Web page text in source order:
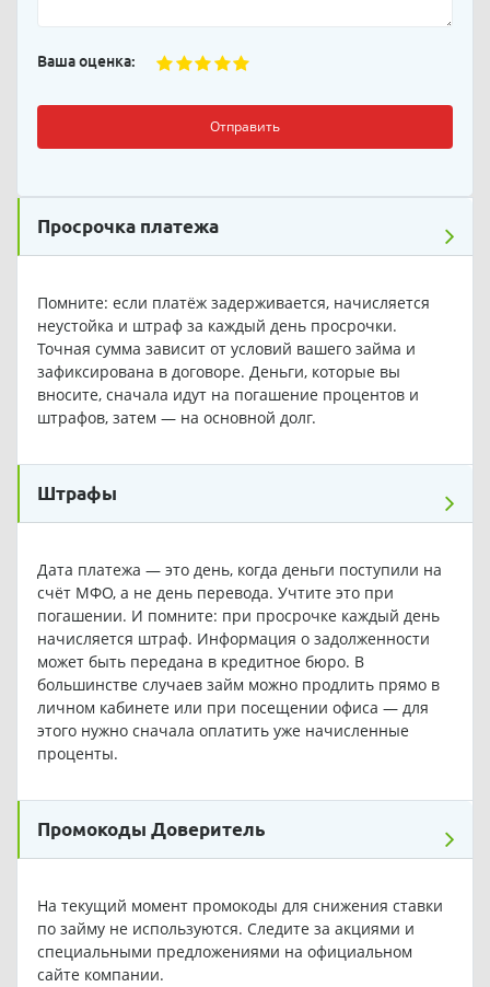
Ваша оценка:
Отправить
Просрочка платежа
Помните: если платёж задерживается, начисляется
неустойка и штраф за каждый день просрочки.
Точная сумма зависит от условий вашего займа и
зафиксирована в договоре. Деньги, которые вы
вносите, сначала идут на погашение процентов и
штрафов, затем — на основной долг.
Штрафы
Дата платежа — это день, когда деньги поступили на
счёт МФО, а не день перевода. Учтите это при
погашении. И помните: при просрочке каждый день
начисляется штраф. Информация о задолженности
может быть передана в кредитное бюро. В
большинстве случаев займ можно продлить прямо в
личном кабинете или при посещении офиса — для
этого нужно сначала оплатить уже начисленные
проценты.
Промокоды Доверитель
На текущий момент промокоды для снижения ставки
по займу не используются. Следите за акциями и
специальными предложениями на официальном
сайте компании.